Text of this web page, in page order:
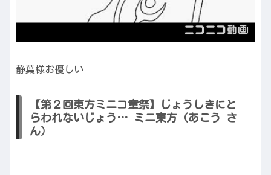
静葉様お優しい
【第２回東方ミニコ童祭】じょうしきにと
らわれないじょう… ミニ東方（あこう さ
ん）